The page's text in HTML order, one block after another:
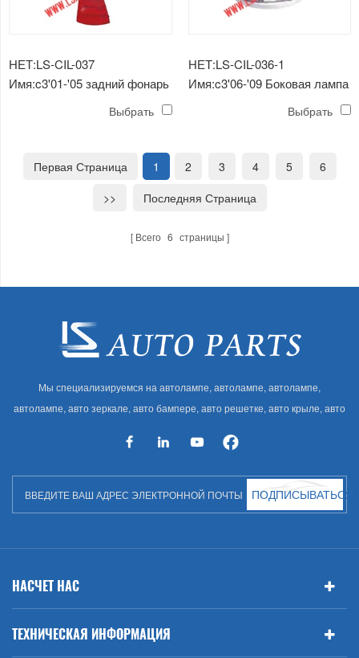
НЕТ:LS-CIL-037
Имя:c3'01-'05 задний фонарь
Выбрать
НЕТ:LS-CIL-036-1
Имя:c3'06-'09 Боковая лампа
Выбрать
Первая Страница 1 2 3 4 5
6
>>
Последняя Страница
Всего 6 страницы
Мы специализируемся на автолампе, автолампе, автолампе,
автолампе, авто зеркале, авто бампере, авто решетке, авто крыле, авто
автозапчастей для Audi, VW, Benz, BMW
ПОДПИСЫВАТЬСЯ
НАСЧЕТ НАС
ТЕХНИЧЕСКАЯ ИНФОРМАЦИЯ